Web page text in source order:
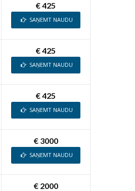
€ 425
SAŅEMT NAUDU
€ 425
SAŅEMT NAUDU
€ 425
SAŅEMT NAUDU
€ 3000
SAŅEMT NAUDU
€ 2000